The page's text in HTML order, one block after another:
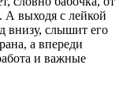
А выходя с лейкой
внизу, слышит его
а впереди
и важные